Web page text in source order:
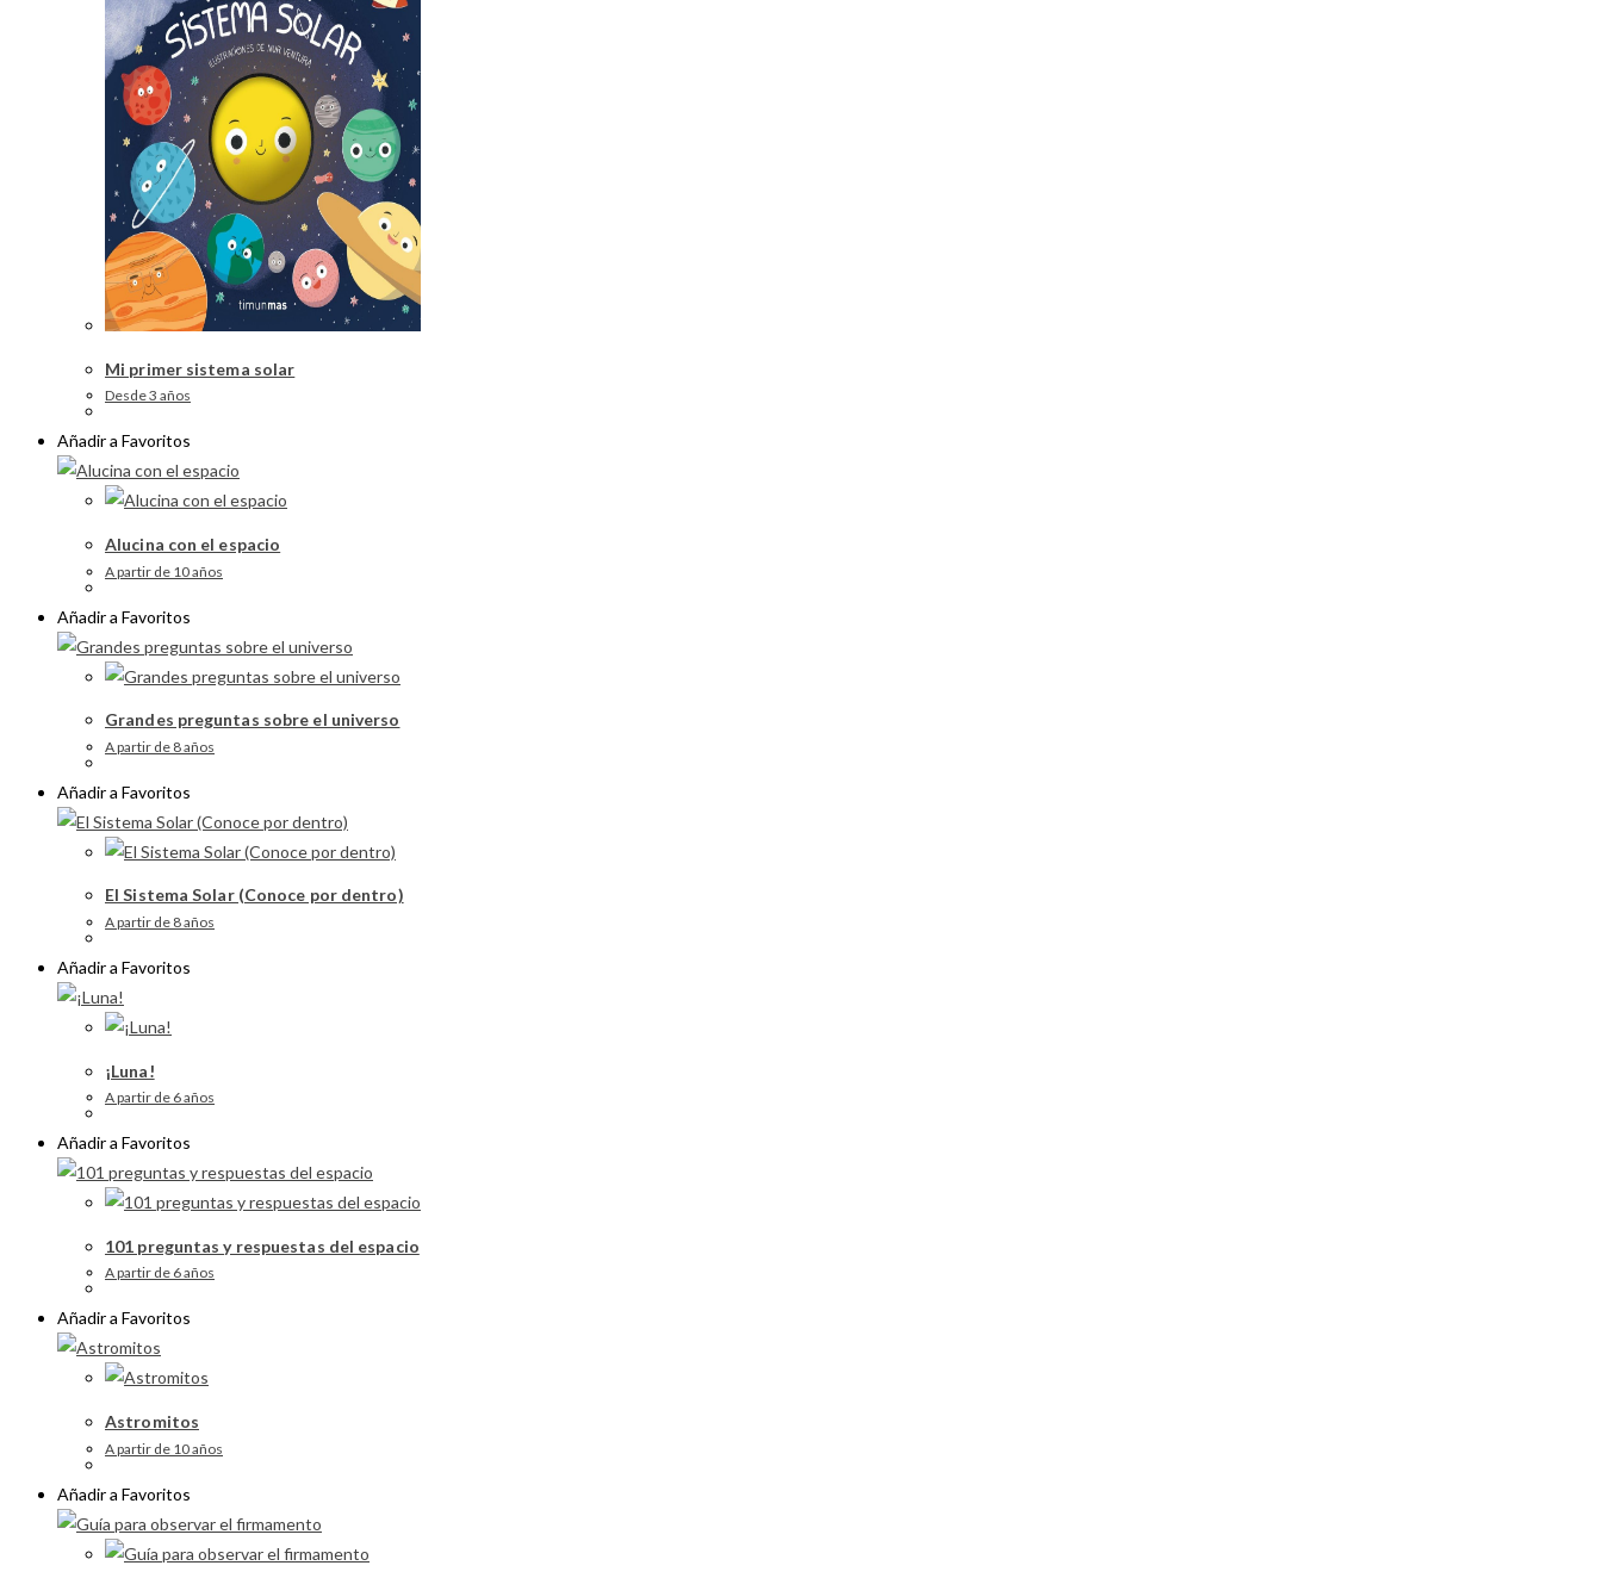
Mi primer sistema solar
Desde 3 años
Añadir a Favoritos
Alucina con el espacio
A partir de 10 años
Añadir a Favoritos
Grandes preguntas sobre el universo
A partir de 8 años
Añadir a Favoritos
El Sistema Solar (Conoce por dentro)
A partir de 8 años
Añadir a Favoritos
¡Luna!
A partir de 6 años
Añadir a Favoritos
101 preguntas y respuestas del espacio
A partir de 6 años
Añadir a Favoritos
Astromitos
A partir de 10 años
Añadir a Favoritos